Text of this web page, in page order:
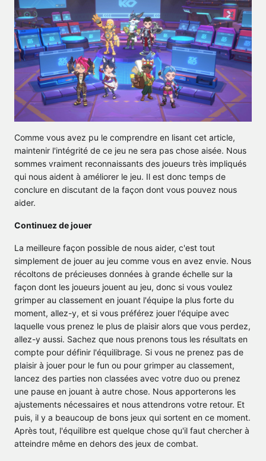
Comme vous avez pu le comprendre en lisant cet article,
maintenir l'intégrité de ce jeu ne sera pas chose aisée. Nous
sommes vraiment reconnaissants des joueurs très impliqués
qui nous aident à améliorer le jeu. Il est donc temps de
conclure en discutant de la façon dont vous pouvez nous
aider.
Continuez de jouer
La meilleure façon possible de nous aider, c'est tout
simplement de jouer au jeu comme vous en avez envie. Nous
récoltons de précieuses données à grande échelle sur la
façon dont les joueurs jouent au jeu, donc si vous voulez
grimper au classement en jouant l'équipe la plus forte du
moment, allez-y, et si vous préférez jouer l'équipe avec
laquelle vous prenez le plus de plaisir alors que vous perdez,
allez-y aussi. Sachez que nous prenons tous les résultats en
compte pour définir l'équilibrage. Si vous ne prenez pas de
plaisir à jouer pour le fun ou pour grimper au classement,
lancez des parties non classées avec votre duo ou prenez
une pause en jouant à autre chose. Nous apporterons les
ajustements nécessaires et nous attendrons votre retour. Et
puis, il y a beaucoup de bons jeux qui sortent en ce moment.
Après tout, l'équilibre est quelque chose qu'il faut chercher à
atteindre même en dehors des jeux de combat.